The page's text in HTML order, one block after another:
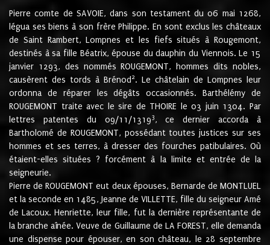
Pierre comte de SAVOIE, dans son testament du 06 mai 1268,
légua ses biens à son frère Philippe. En sont exclus les châteaux
de Saint Rambert, Lompnes et les fiefs situés à Rougemont,
destinés à sa fille Béatrix, épouse du dauphin du Viennois. Le 15
janvier 1293, des nommés ROUGEMONT, hommes dits nobles,
causèrent des tords à Brénod 2. Le châtelain de Lompnes leur
ordonna de réparer les dégâts occasionnés. Barthélémy de
ROUGEMONT traite avec le sire de THOIRE le 03 juin 1304. Par
lettres patentes du 09/11/13193, ce dernier accorda à
Bartholomé de ROUGEMONT, possédant toutes justices sur ses
hommes et ses terres, à dresser des fourches patibulaires. Où
étaient-elles situées ? forcément à la limite et entrée de la
seigneurie.
Pierre de ROUGEMONT eut deux épouses, Bernarde de MONTLUEL
et la seconde en 1485, Jeanne de VILLETTE, fille du seigneur Amé
de Lacoux. Henriette, leur fille, fut la dernière représentante de
la branche aînée. Veuve de Guillaume de LA FOREST, elle demanda
une dispense pour épouser, en son château, le 28 septembre